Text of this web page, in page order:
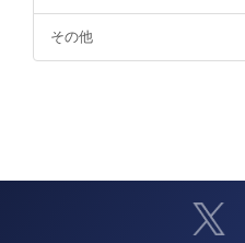
その他